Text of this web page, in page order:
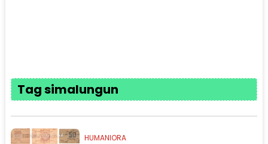
Tag simalungun
HUMANIORA